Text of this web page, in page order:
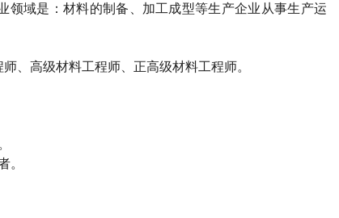
域是：材料的制备、加工成型等生产企业从事生产运
、高级材料工程师、正高级材料工程师。
。